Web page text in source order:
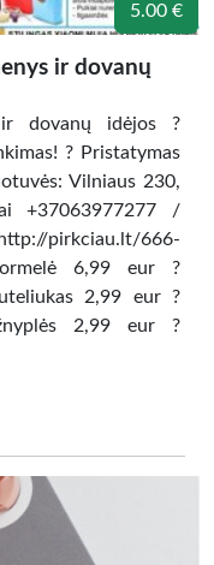
5.00 €
ir dovanų
ir dovanų idėjos ?
? Pristatymas
Vilniaus 230,
+37063977277 /
pirkciau.lt/666-
6,99 eur ?
2,99 eur ?
2,99 eur ?